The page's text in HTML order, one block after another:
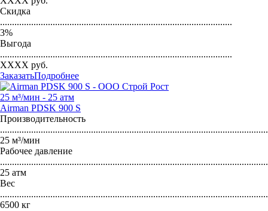
Скидка
.................................................................................................
3%
Выгода
.................................................................................................
XXXX руб.
ЗаказатьПодробнее
25 м³/мин - 25 атм
Airman PDSK 900 S
Производительность
25 м³/мин
Рабочее давление
25 атм
Вес
6500 кг